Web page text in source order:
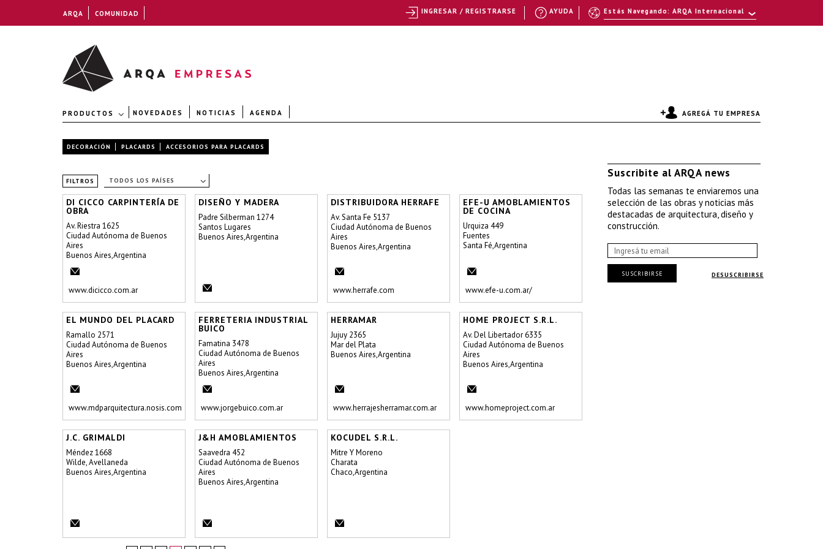
PRODUCTOS NOVEDADES NOTICIAS AGENDA AGREGÁ TU EMPRESA
DECORACIÓN PLACARDS ACCESORIOS PARA PLACARDS
FILTROS TODOS LOS PAÍSES
DI CICCO CARPINTERÍA DE
OBRA
Av. Riestra 1625
Ciudad Autónoma de Buenos
Aires
Buenos Aires,Argentina
www.dicicco.com.ar
DISEÑO Y MADERA
Padre Silberman 1274
Santos Lugares
Buenos Aires,Argentina
DISTRIBUIDORA HERRAFE
Av. Santa Fe 5137
Ciudad Autónoma de Buenos
Aires
Buenos Aires,Argentina
www.herrafe.com
EFE-U AMOBLAMIENTOS
DE COCINA
Urquiza 449
Fuentes
Santa Fé,Argentina
www.efe-u.com.ar/
EL MUNDO DEL PLACARD
Ramallo 2571
Ciudad Autónoma de Buenos
Aires
Buenos Aires,Argentina
www.mdparquitectura.nosis.com
FERRETERIA INDUSTRIAL
BUICO
Famatina 3478
Ciudad Autónoma de Buenos
Aires
Buenos Aires,Argentina
www.jorgebuico.com.ar
HERRAMAR
Jujuy 2365
Mar del Plata
Buenos Aires,Argentina
www.herrajesherramar.com.ar
HOME PROJECT S.R.L.
Av. Del Libertador 6335
Ciudad Autónoma de Buenos
Aires
Buenos Aires,Argentina
www.homeproject.com.ar
J.C. GRIMALDI
Méndez 1668
Wilde, Avellaneda
Buenos Aires,Argentina
J&H AMOBLAMIENTOS
Saavedra 452
Ciudad Autónoma de Buenos
Aires
Buenos Aires,Argentina
KOCUDEL S.R.L.
Mitre Y Moreno
Charata
Chaco,Argentina
Suscribite al ARQA news
Todas las semanas te enviaremos una
selección de las obras y noticias más
destacadas de arquitectura, diseño y
construcción.
DESUSCRIBIRSE
SUSCRIBIRSE
ARQA COMUNIDAD Estás Navegando: ARQA Internacional
AYUDA
INGRESAR / REGISTRARSE